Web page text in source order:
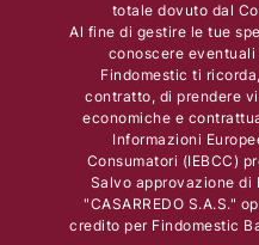
totale dovuto dal
Al fine di gestire le tue
conoscere
Findomestic ti
contratto, di prendere
economiche e
Informazioni
Consumatori (IEBCC)
Salvo approvazione di
"CASARREDO S.A.S."
credito per Findomestic